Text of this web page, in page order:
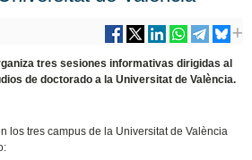
tres sesiones informativas dirigidas al
de doctorado a la Universitat de València.
los tres campus de la Universitat de València